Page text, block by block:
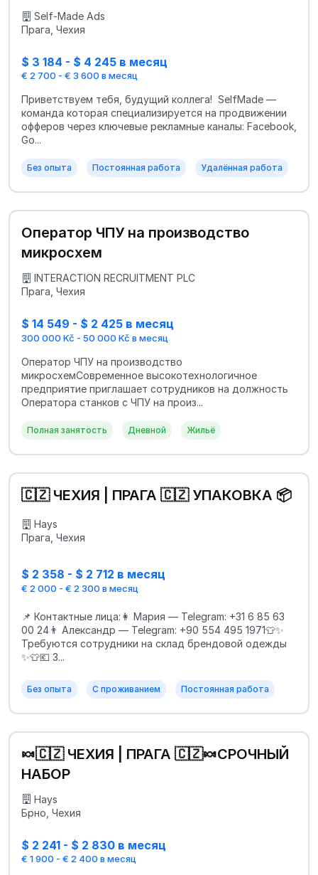
Self-Made Ads
Прага, Чехия
$ 3 184 - $ 4 245 в месяц
€ 2 700 - € 3 600 в месяц
Приветствуем тебя, будущий коллега! SelfMade —
команда которая специализируется на продвижении
офферов через ключевые рекламные каналы: Facebook,
Go...
Без опыта Постоянная работа Удалённая работа
Оператор ЧПУ на производство
микросхем
INTERACTION RECRUITMENT PLC
Прага, Чехия
$ 14 549 - $ 2 425 в месяц
300 000 Kč - 50 000 Kč в месяц
Оператор ЧПУ на производство
микросхемСовременное высокотехнологичное
предприятие приглашает сотрудников на должность
Оператора станков с ЧПУ на произ...
Полная занятость Дневной Жильё
🇨🇿 ЧЕХИЯ | ПРАГА 🇨🇿 УПАКОВКА 📦
Hays
Прага, Чехия
$ 2 358 - $ 2 712 в месяц
€ 2 000 - € 2 300 в месяц
📌 Контактные лица:👩 Мария — Telegram: +31 6 85 63
00 24👨 Александр — Telegram: +90 554 495 1971👕✨
Требуются сотрудники на склад брендовой одежды
✨👕💶 З...
Без опыта С проживанием Постоянная работа
🍬🇨🇿 ЧЕХИЯ | ПРАГА 🇨🇿🍬СРОЧНЫЙ
НАБОР
Hays
Брно, Чехия
$ 2 241 - $ 2 830 в месяц
€ 1 900 - € 2 400 в месяц